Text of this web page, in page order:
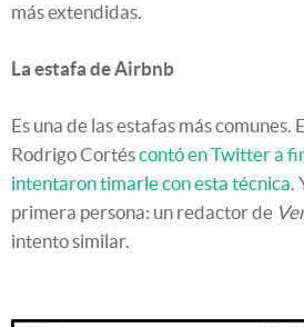
más extendidas.
La estafa de Airbnb
Es una de las estafas más comunes.
Rodrigo Cortéscontó en Twitter a
intentaron timarle con esta técnica.
primera persona: un redactor de
intento similar.